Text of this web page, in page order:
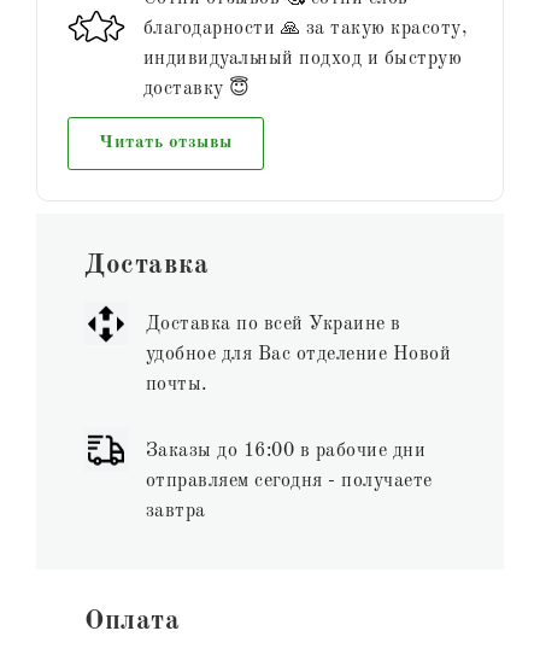
благодарности 🙏 за такую красоту,
индивидуальный подход и быструю
доставку 😇
Читать отзывы
Доставка
Доставка по всей Украине в
удобное для Вас отделение Новой
почты.
Заказы до 16:00 в рабочие дни
отправляем сегодня - получаете
завтра
Оплата